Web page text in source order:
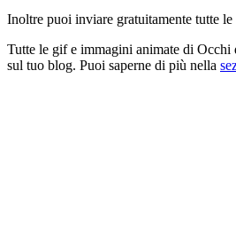
Inoltre puoi inviare gratuitamente tutte
Tutte le gif e immagini animate di Occhi
sul tuo blog. Puoi saperne di più nella